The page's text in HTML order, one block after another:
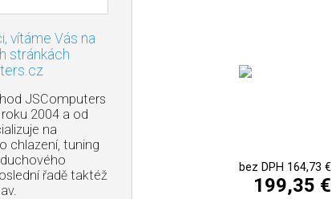
vítáme Vás na
stránkách
JSComputers
2004 a od
na
chlazení, tuning
řadě taktéž
bez DPH 164,73 €
199,35 €